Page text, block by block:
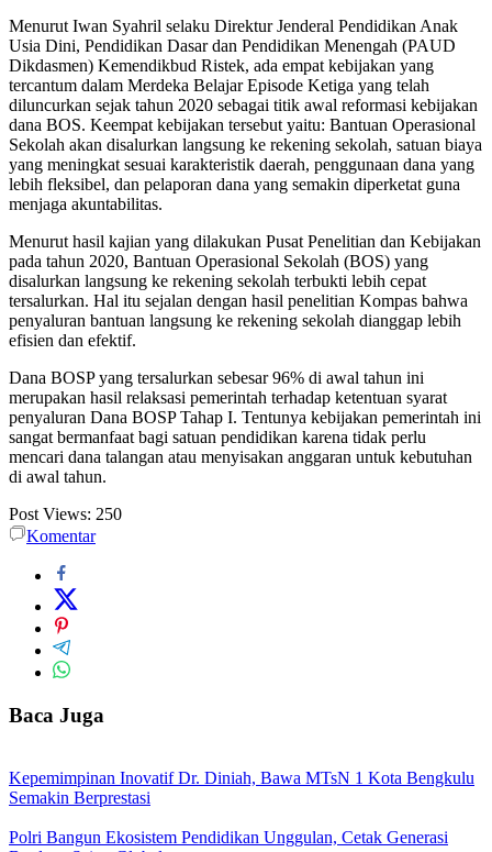
Menurut Iwan Syahril selaku Direktur Jenderal Pendidikan Anak
Usia Dini, Pendidikan Dasar dan Pendidikan Menengah (PAUD
Dikdasmen) Kemendikbud Ristek, ada empat kebijakan yang
tercantum dalam Merdeka Belajar Episode Ketiga yang telah
diluncurkan sejak tahun 2020 sebagai titik awal reformasi kebijakan
dana BOS. Keempat kebijakan tersebut yaitu: Bantuan Operasional
Sekolah akan disalurkan langsung ke rekening sekolah, satuan biaya
yang meningkat sesuai karakteristik daerah, penggunaan dana yang
lebih fleksibel, dan pelaporan dana yang semakin diperketat guna
menjaga akuntabilitas.
Menurut hasil kajian yang dilakukan Pusat Penelitian dan Kebijakan
pada tahun 2020, Bantuan Operasional Sekolah (BOS) yang
disalurkan langsung ke rekening sekolah terbukti lebih cepat
tersalurkan. Hal itu sejalan dengan hasil penelitian Kompas bahwa
penyaluran bantuan langsung ke rekening sekolah dianggap lebih
efisien dan efektif.
Dana BOSP yang tersalurkan sebesar 96% di awal tahun ini
merupakan hasil relaksasi pemerintah terhadap ketentuan syarat
penyaluran Dana BOSP Tahap I. Tentunya kebijakan pemerintah ini
sangat bermanfaat bagi satuan pendidikan karena tidak perlu
mencari dana talangan atau menyisakan anggaran untuk kebutuhan
di awal tahun.
Post Views: 250
Komentar
Baca Juga
Kepemimpinan Inovatif Dr. Diniah, Bawa MTsN 1 Kota Bengkulu
Semakin Berprestasi
Polri Bangun Ekosistem Pendidikan Unggulan, Cetak Generasi